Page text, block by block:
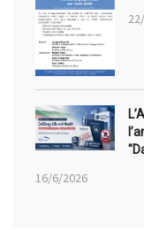
16/6/2026